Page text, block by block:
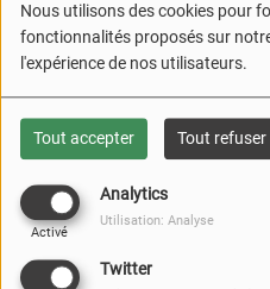
Nous utilisons des cookies pour
fonctionnalités proposés sur
l'expérience de nos utilisateurs.
Tout accepter Tout refuser
Analytics
Activé
Utilisation: Analyse
Twitter
DRUSENHEIM : 31ÈME
REVUE DE LA
CHOUCROUTERIE LE 8 MAI
DERNIERS TITRES
09:30 Feels